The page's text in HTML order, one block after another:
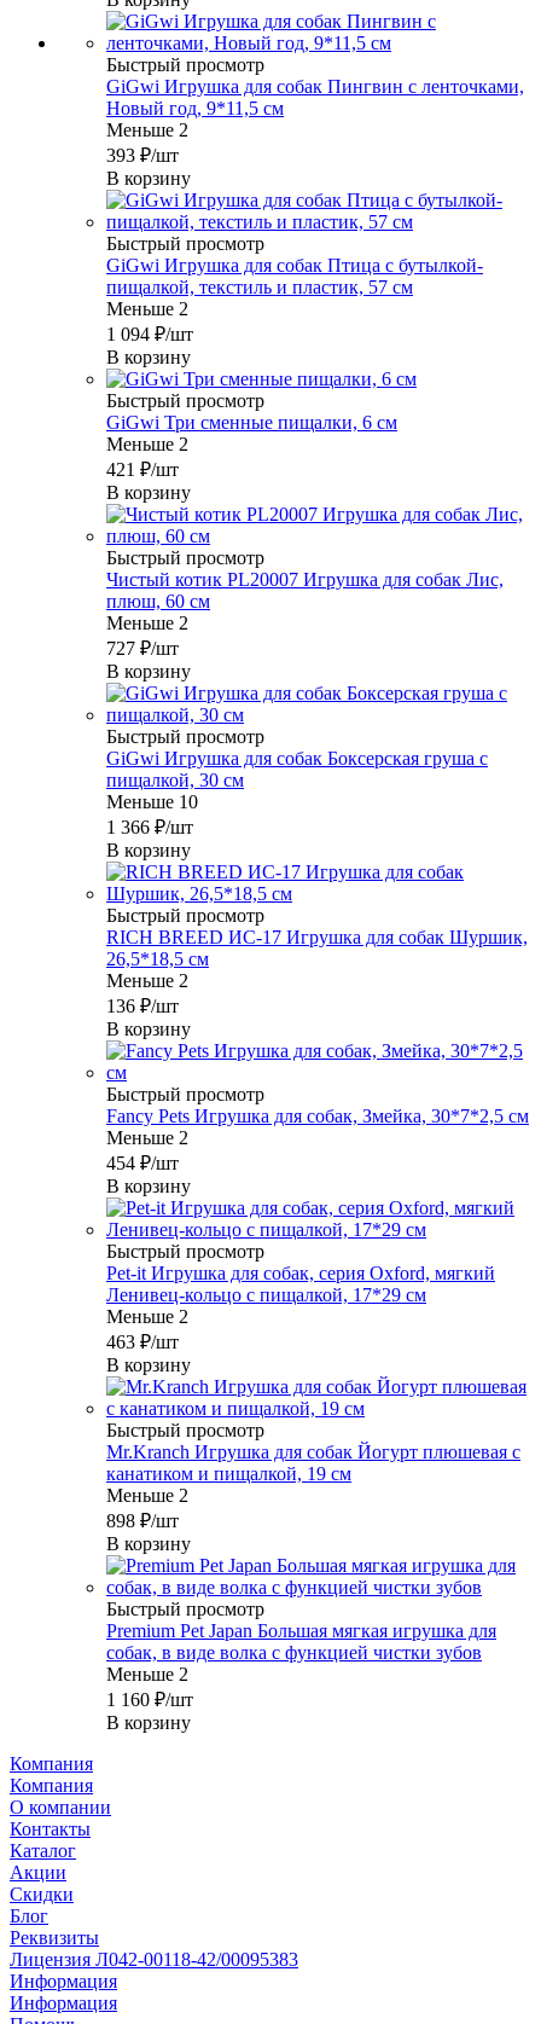
Быстрый просмотр
GiGwi Игрушка для собак Пингвин с ленточками,
Новый год, 9*11,5 см
Меньше 2
393 ₽/шт
В корзину
Быстрый просмотр
GiGwi Игрушка для собак Птица с бутылкой-
пищалкой, текстиль и пластик, 57 см
Меньше 2
1 094 ₽/шт
В корзину
Быстрый просмотр
GiGwi Три сменные пищалки, 6 см
Меньше 2
421 ₽/шт
В корзину
Быстрый просмотр
Чистый котик PL20007 Игрушка для собак Лис,
плюш, 60 см
Меньше 2
727 ₽/шт
В корзину
Быстрый просмотр
GiGwi Игрушка для собак Боксерская груша с
пищалкой, 30 см
Меньше 10
1 366 ₽/шт
В корзину
Быстрый просмотр
RICH BREED ИС-17 Игрушка для собак Шуршик,
26,5*18,5 см
Меньше 2
136 ₽/шт
В корзину
Быстрый просмотр
Fancy Pets Игрушка для собак, Змейка, 30*7*2,5 см
Меньше 2
454 ₽/шт
В корзину
Быстрый просмотр
Pet-it Игрушка для собак, серия Oxford, мягкий
Ленивец-кольцо с пищалкой, 17*29 см
Меньше 2
463 ₽/шт
В корзину
Быстрый просмотр
Mr.Kranch Игрушка для собак Йогурт плюшевая с
канатиком и пищалкой, 19 см
Меньше 2
898 ₽/шт
В корзину
Быстрый просмотр
Premium Pet Japan Большая мягкая игрушка для
собак, в виде волка с функцией чистки зубов
Меньше 2
1 160 ₽/шт
В корзину
Компания
Компания
О компании
Контакты
Каталог
Акции
Скидки
Блог
Реквизиты
Лицензия Л042-00118-42/00095383
Информация
Информация